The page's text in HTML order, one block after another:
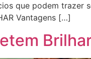
que podem trazer
Vantagens […]